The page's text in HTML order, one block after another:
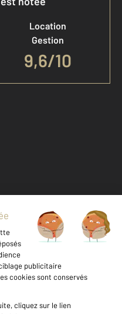
Location
Gestion
9,6/10